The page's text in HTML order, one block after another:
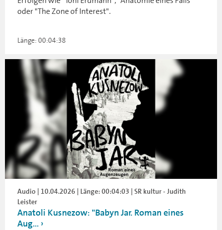
oder "The Zone of Interest".
Länge: 00:04:38
Audio | 10.04.2026 | Länge: 00:04:03 | SR kultur - Judith
Leister
Anatoli Kusnezow: "Babyn Jar. Roman eines
Aug...